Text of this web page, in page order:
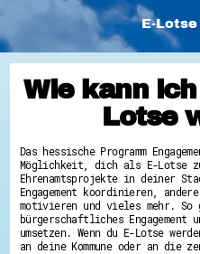
E-
Wie kann
Lotse
Das hessische Programm
Möglichkeit, dich als E-Lotse
Ehrenamtsprojekte in deiner
Engagement koordinieren,
motivieren und vieles mehr.
bürgerschaftliches
umsetzen. Wenn du E-Lotse
an deine Kommune oder an die